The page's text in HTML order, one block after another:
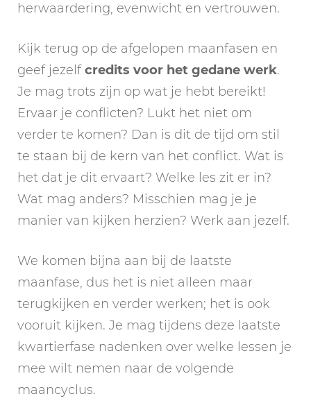
herwaardering, evenwicht en vertrouwen.
Kijk terug op de afgelopen maanfasen en
geef jezelfcredits voor het gedane werk.
Je mag trots zijn op wat je hebt bereikt!
Ervaar je conflicten? Lukt het niet om
verder te komen? Dan is dit de tijd om stil
te staan bij de kern van het conflict. Wat is
het dat je dit ervaart? Welke les zit er in?
Wat mag anders? Misschien mag je je
manier van kijken herzien? Werk aan jezelf.
We komen bijna aan bij de laatste
maanfase, dus het is niet alleen maar
terugkijken en verder werken; het is ook
vooruit kijken. Je mag tijdens deze laatste
kwartierfase nadenken over welke lessen je
mee wilt nemen naar de volgende
maancyclus.